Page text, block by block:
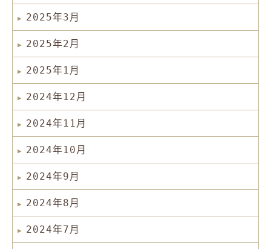
2025年3月
2025年2月
2025年1月
2024年12月
2024年11月
2024年10月
2024年9月
2024年8月
2024年7月